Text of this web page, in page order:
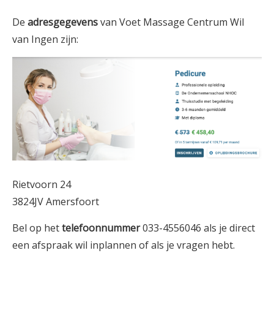
De adresgegevensvan Voet Massage Centrum Wil
van Ingen zijn:
Rietvoorn 24
3824JV Amersfoort
Bel op hettelefoonnummer033-4556046 als je direct
een afspraak wil inplannen of als je vragen hebt.